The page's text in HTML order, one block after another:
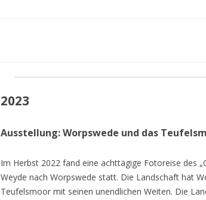
2023
Ausstellung: Worpswede und das
Im Herbst 2022 fand eine achttägige Fotoreise des
Weyde nach Worpswede statt. Die Landschaft hat
Teufelsmoor mit seinen unendlichen Weiten. Die